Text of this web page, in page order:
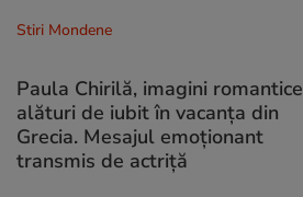
Stiri Mondene
Paula Chirilă, imagini romantice
alături de iubit în vacanța din
Grecia. Mesajul emoționant
transmis de actriță